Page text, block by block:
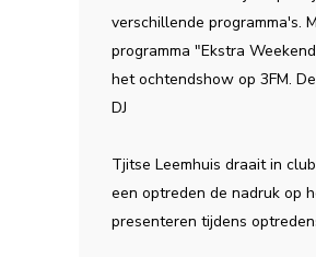
verschillende programma's.
programma "Ekstra
het ochtendshow op 3FM.
DJ
Tjitse Leemhuis draait in
een optreden de nadruk op
presenteren tijdens